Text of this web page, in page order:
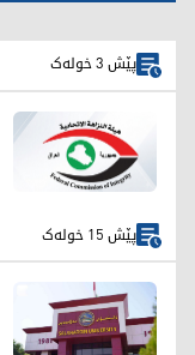
پێش 3 خولەک
پێش 15 خولەک